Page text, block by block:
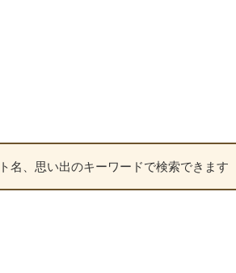
名、思い出のキーワードで検索できます